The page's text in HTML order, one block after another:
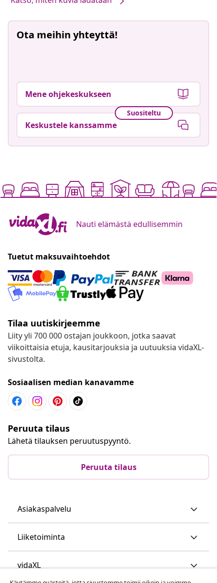
Ota meihin yhteyttä!
Mene ohjekeskukseen
Suositeltu
Keskustele kanssamme
Nauti elämästä edullisemmin
Tuetut maksuvaihtoehdot
Tilaa uutiskirjeemme
Liity yli 700 000 ostajan joukkoon, jotka saavat
viikoittaisia etuja, kausitarjouksia ja uutuuksia vidaXL-
sivustolta.
Sosiaalisen median kanavamme
Peruuta tilaus
Lähetä tilauksen peruutuspyyntö.
Peruuta tilaus
Asiakaspalvelu
Liiketoiminta
vidaXL